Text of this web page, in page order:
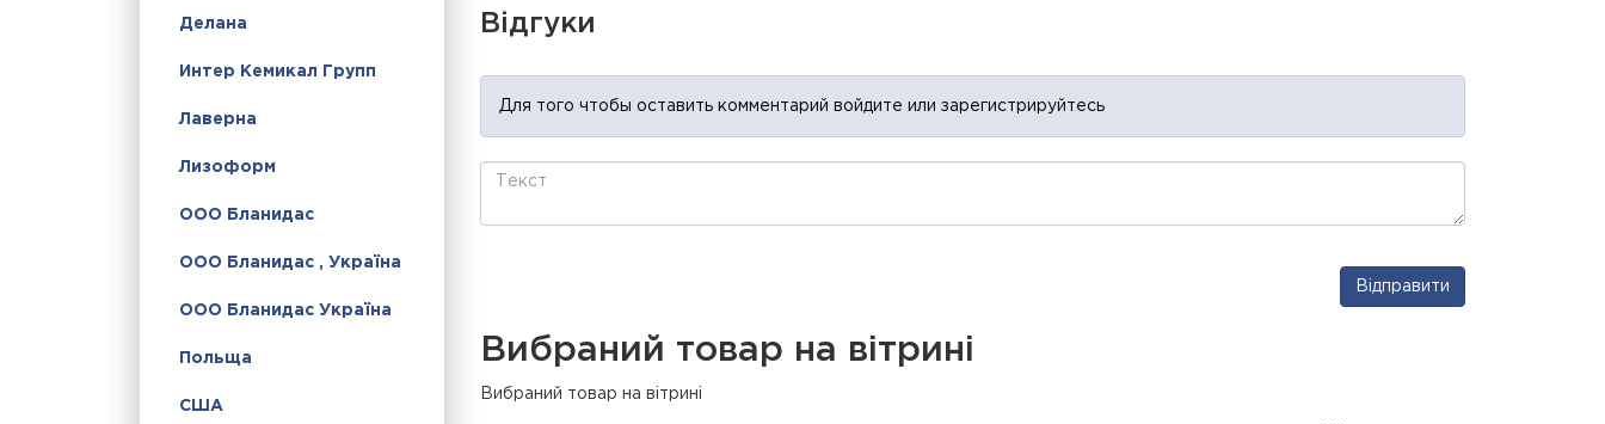
Делана
Интер Кемикал Групп
Лаверна
Лизоформ
ООО Бланидас
ООО Бланидас , Україна
ООО Бланидас Україна
Польща
США
Відгуки
Для того чтобы оставить комментарий войдите или зарегистрируйтесь
Відправити
Вибраний товар на вітрині
Вибраний товар на вітрині